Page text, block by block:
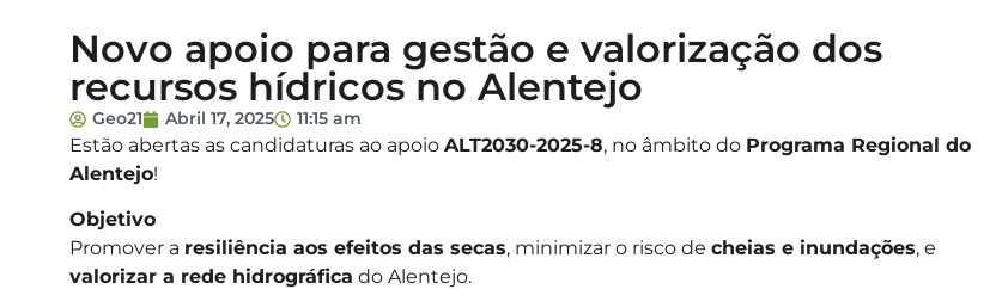
Novo apoio para gestão e valorização dos
recursos hídricos no Alentejo
Geo21 Abril 17, 2025 11:15 am
Estão abertas as candidaturas ao apoio ALT2030-2025-8, no âmbito do Programa Regional do
Alentejo!
Objetivo
Promover a resiliência aos efeitos das secas, minimizar o risco de cheias e inundações, e
valorizar a rede hidrográfica do Alentejo.